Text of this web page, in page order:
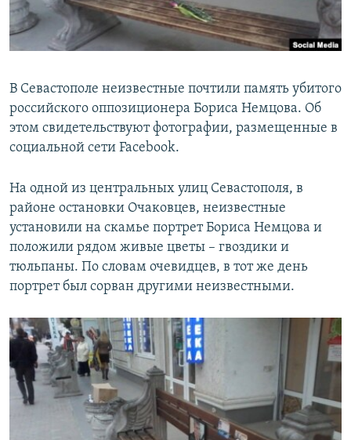
ПОБЕДИТЕЛЕЙ НЕ СУДЯТ?
КРЫМ.НЕПОКОРЕННЫЙ
ПРИСОЕДИНЯЙТЕСЬ!
В Севастополе неизвестные почтили память убитого
российского оппозиционера Бориса Немцова. Об
этом свидетельствуют фотографии, размещенные в
социальной сети Facebook.
На одной из центральных улиц Севастополя, в
районе остановки Очаковцев, неизвестные
установили на скамье портрет Бориса Немцова и
положили рядом живые цветы – гвоздики и
тюльпаны. По словам очевидцев, в тот же день
портрет был сорван другими неизвестными.